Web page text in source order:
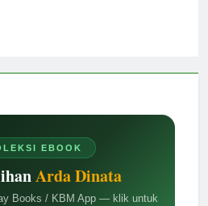
EBOOK
Arda Dinata
Books / KBM App — klik untuk